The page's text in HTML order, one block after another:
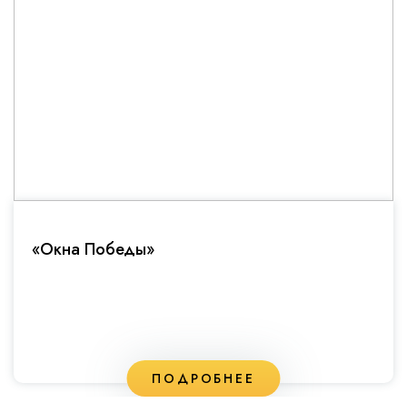
«Окна Победы»
ПОДРОБНЕЕ